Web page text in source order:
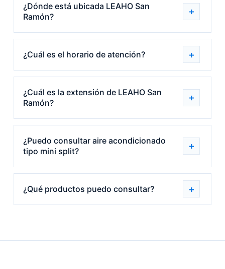
¿Dónde está ubicada LEAHO San
Ramón?
¿Cuál es el horario de atención?
¿Cuál es la extensión de LEAHO San
Ramón?
¿Puedo consultar aire acondicionado
tipo mini split?
¿Qué productos puedo consultar?